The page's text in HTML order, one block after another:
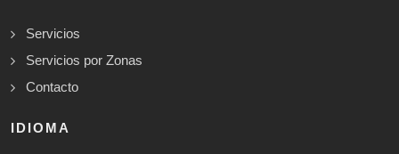
Servicios
Servicios por Zonas
Contacto
IDIOMA